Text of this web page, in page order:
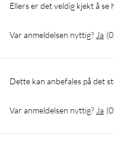
Ellers er det veldig kjekt å se
Var anmeldelsen nyttig? Ja (0
Dette kan anbefales på det
Var anmeldelsen nyttig? Ja (0